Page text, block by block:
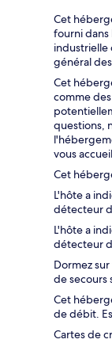
Cet
fourni dans
industrielle
général
Cet
comme
questions,
vous
Cet
L'hôte a
détecteur
L'hôte a
détecteur
Dormez
de secours
Cet
de débit.
Cartes de